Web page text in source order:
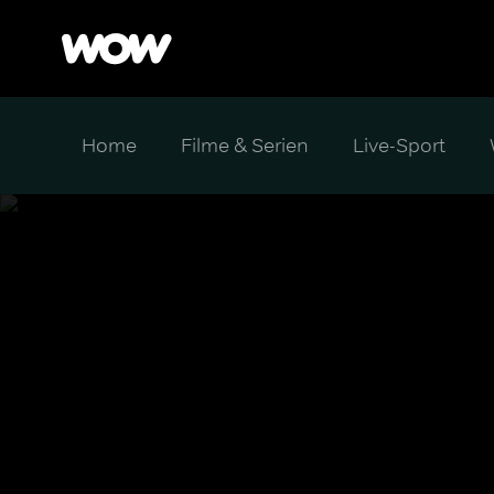
Home Filme & Serien Live-Sport